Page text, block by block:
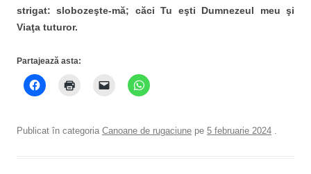
strigat: slobozeşte-mă; căci Tu eşti Dumnezeul meu şi
Viaţa tuturor.
Partajează asta:
Publicat în categoria Canoane de rugaciune pe 5 februarie 2024